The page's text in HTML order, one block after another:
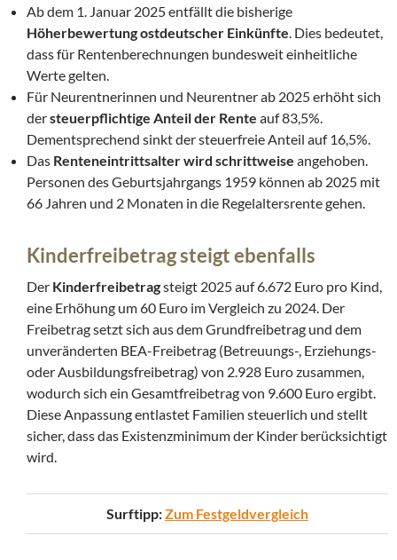
Ab dem 1. Januar 2025 entfällt die bisherige
Höherbewertung ostdeutscher Einkünfte. Dies bedeutet,
dass für Rentenberechnungen bundesweit einheitliche
Werte gelten.
Für Neurentnerinnen und Neurentner ab 2025 erhöht sich
dersteuerpflichtige Anteil der Rente auf 83,5%.
Dementsprechend sinkt der steuerfreie Anteil auf 16,5%.
Das Renteneintrittsalter wird schrittweise angehoben.
Personen des Geburtsjahrgangs 1959 können ab 2025 mit
66 Jahren und 2 Monaten in die Regelaltersrente gehen.
Kinderfreibetrag steigt ebenfalls
Der Kinderfreibetragsteigt 2025 auf 6.672 Euro pro Kind,
eine Erhöhung um 60 Euro im Vergleich zu 2024. Der
Freibetrag setzt sich aus dem Grundfreibetrag und dem
unveränderten BEA-Freibetrag (Betreuungs-, Erziehungs-
oder Ausbildungsfreibetrag) von 2.928 Euro zusammen,
wodurch sich ein Gesamtfreibetrag von 9.600 Euro ergibt.
Diese Anpassung entlastet Familien steuerlich und stellt
sicher, dass das Existenzminimum der Kinder berücksichtigt
wird.
Surftipp:Zum Festgeldvergleich